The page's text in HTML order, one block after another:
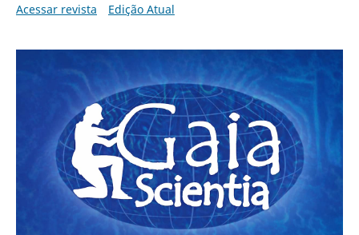
Acessar revista
Edição Atual